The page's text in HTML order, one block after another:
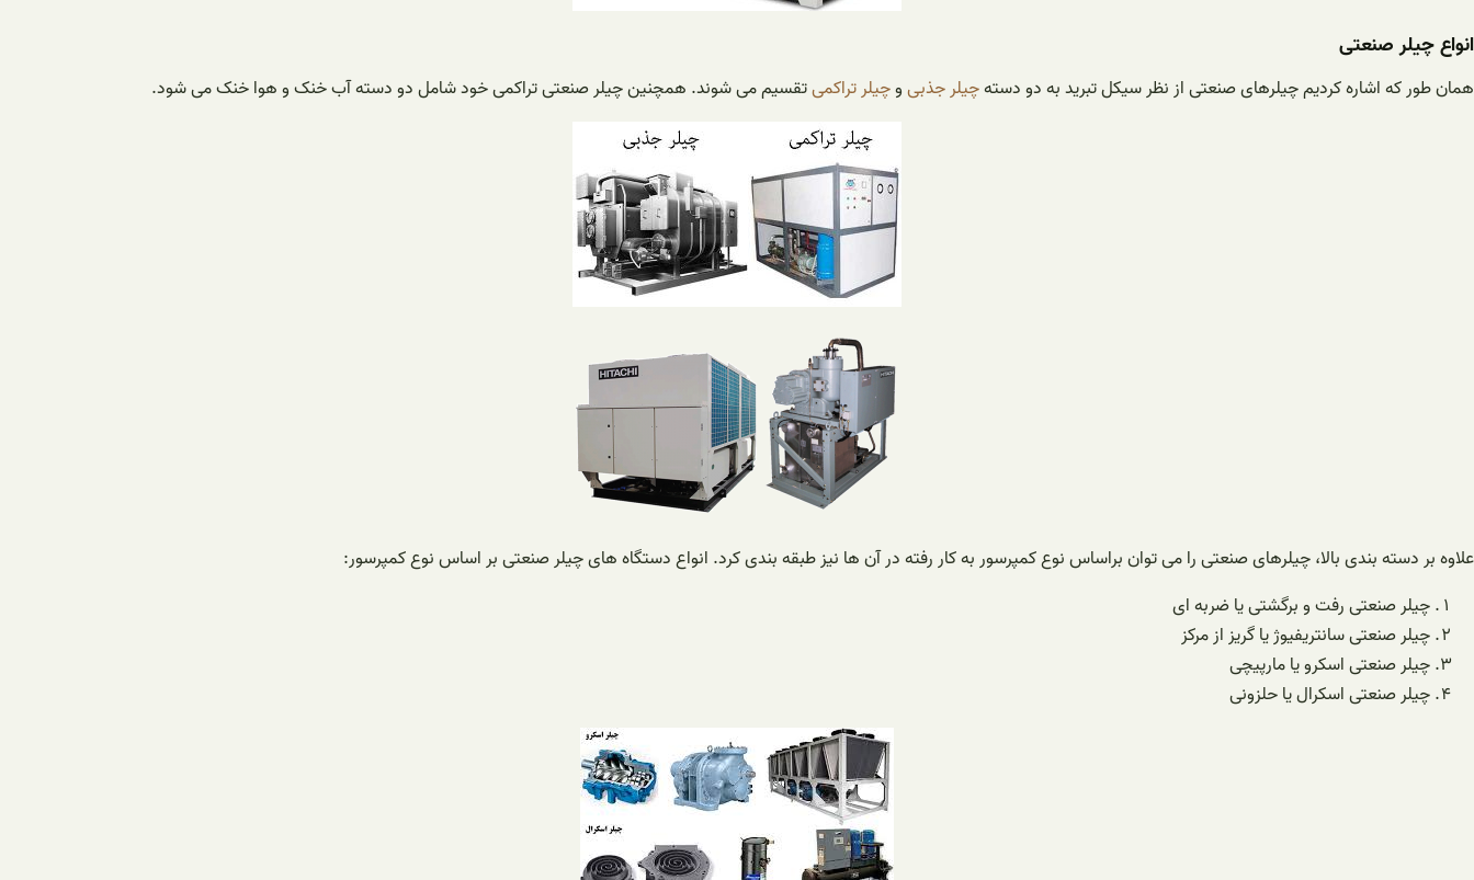
انواع چیلر صنعتی
همان طور که اشاره کردیم چیلرهای صنعتی از نظر سیکل تبرید به دو دستهچیلر جذبیوچیلر تراکمیتقسیم می شوند. همچنین چیلر صنعتی تراکمی خود شامل دو دسته آب خنک و هوا خنک می شود.
علاوه بر دسته بندی بالا، چیلرهای صنعتی را می توان براساس نوع کمپرسور به کار رفته در آن ها نیز طبقه بندی کرد. انواع دستگاه های چیلر صنعتی بر اساس نوع کمپرسور:
چیلر صنعتی رفت و برگشتی یا ضربه ای
چیلر صنعتی سانتریفیوژ یا گریز از مرکز
چیلر صنعتی اسکرو یا مارپیچی
چیلر صنعتی اسکرال یا حلزونی